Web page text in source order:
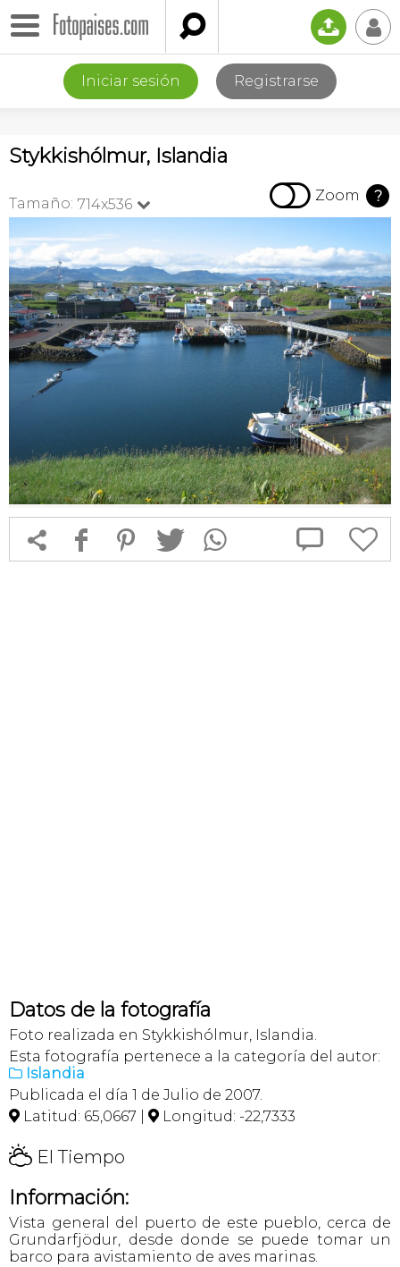
 📤 👤
Iniciar sesión Registrarse
Stykkishólmur, Islandia
Tamaño: 714x536   Zoom ?
 f 1 T  
Datos de la fotografía
Foto realizada en Stykkishólmur, Islandia.
Esta fotografía pertenece a la categoría del autor:
 Islandia
Publicada el día 1 de Julio de 2007.
 Latitud: 65,0667 |  Longitud: -22,7333
H El Tiempo
Información:
Vista general del puerto de este pueblo, cerca de
Grundarfjödur, desde donde se puede tomar un
barco para avistamiento de aves marinas.